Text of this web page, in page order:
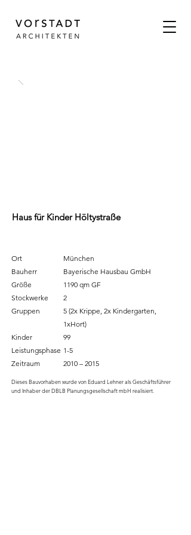
Haus für Kinder Höltystraße
Ort
Bauherr
Größe
Stockwerke
Gruppen
Kinder
Leistungsphase
Zeitraum
München
Bayerische Hausbau GmbH
1190 qm GF
2
5 (2x Krippe, 2x Kindergarten,
1xHort)
99
1-5
2010 – 2015
Dieses Bauvorhaben wurde von Eduard Lehner als Geschäftsführer
und Inhaber der DBLB Planungsgesellschaft mbH realisiert.